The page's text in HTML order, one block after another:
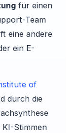
für einen
Team
eine andere
ein E-
of
durch die
Stimmen